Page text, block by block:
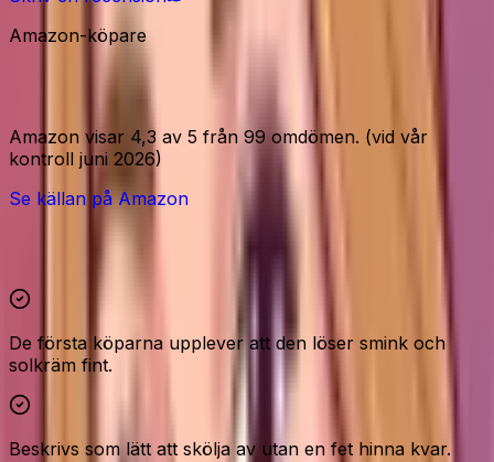
Amazon-köpare
Amazon-signaler
Amazon visar 4,3 av 5 från 99 omdömen. (vid vår
kontroll juni 2026)
Se källan på Amazon
De första köparna upplever att den löser smink och
solkräm fint.
Beskrivs som lätt att skölja av utan en fet hinna kvar.